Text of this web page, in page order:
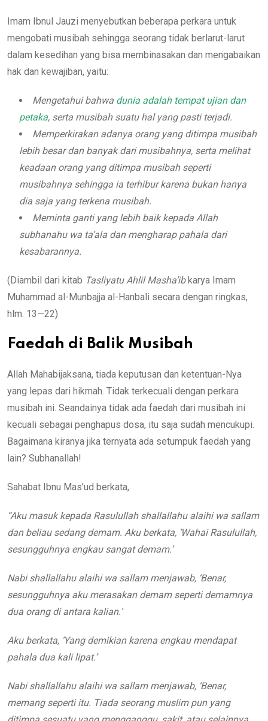
Imam Ibnul Jauzi menyebutkan beberapa perkara untuk
mengobati musibah sehingga seorang tidak berlarut-larut
dalam kesedihan yang bisa membinasakan dan mengabaikan
hak dan kewajiban, yaitu:
Mengetahui bahwa dunia adalah tempat ujian dan
petaka, serta musibah suatu hal yang pasti terjadi.
Memperkirakan adanya orang yang ditimpa musibah
lebih besar dan banyak dari musibahnya, serta melihat
keadaan orang yang ditimpa musibah seperti
musibahnya sehingga ia terhibur karena bukan hanya
dia saja yang terkena musibah.
Meminta ganti yang lebih baik kepada Allah
subhanahu wa ta’ala dan mengharap pahala dari
kesabarannya.
(Diambil dari kitab Tasliyatu Ahlil Masha’ibkarya Imam
Muhammad al-Munbajja al-Hanbali secara dengan ringkas,
hlm. 13—22)
Faedah di Balik Musibah
Allah Mahabijaksana, tiada keputusan dan ketentuan-Nya
yang lepas dari hikmah. Tidak terkecuali dengan perkara
musibah ini. Seandainya tidak ada faedah dari musibah ini
kecuali sebagai penghapus dosa, itu saja sudah mencukupi.
Bagaimana kiranya jika ternyata ada setumpuk faedah yang
lain? Subhanallah!
Sahabat Ibnu Mas’ud berkata,
“Aku masuk kepada Rasulullah shallallahu alaihi wa sallam
dan beliau sedang demam. Aku berkata, ‘Wahai Rasulullah,
sesungguhnya engkau sangat demam.’
Nabi shallallahu alaihi wa sallam menjawab, ‘Benar,
sesungguhnya aku merasakan demam seperti demamnya
dua orang di antara kalian.’
Aku berkata, ‘Yang demikian karena engkau mendapat
pahala dua kali lipat.’
Nabi shallallahu alaihi wa sallam menjawab, ‘Benar,
memang seperti itu. Tiada seorang muslim pun yang